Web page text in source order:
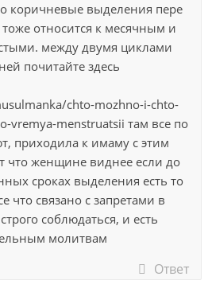
коричневые выделения пере
относится к месячным и
между двумя циклами
почитайте здесь
chto-mozhno-i-chto-
vremya-menstruatsii там все по
приходила к имаму с этим
что женщине виднее если до
сроках выделения есть то
что связано с запретами в
соблюдаться, и есть
молитвам
Ответ